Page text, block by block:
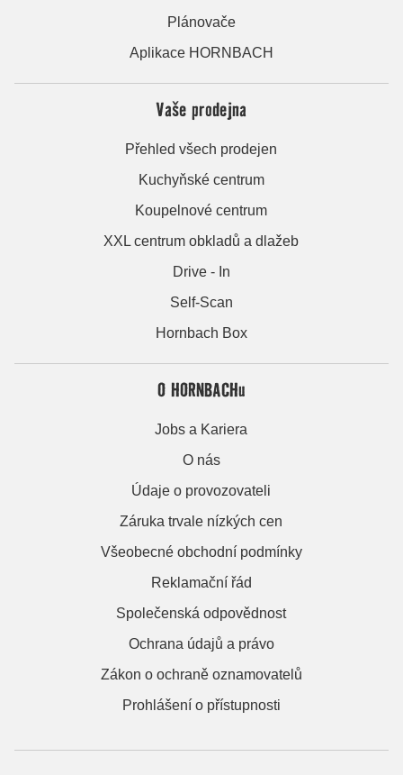
Plánovače
Aplikace HORNBACH
Vaše prodejna
Přehled všech prodejen
Kuchyňské centrum
Koupelnové centrum
XXL centrum obkladů a dlažeb
Drive - In
Self-Scan
Hornbach Box
O HORNBACHu
Jobs a Kariera
O nás
Údaje o provozovateli
Záruka trvale nízkých cen
Všeobecné obchodní podmínky
Reklamační řád
Společenská odpovědnost
Ochrana údajů a právo
Zákon o ochraně oznamovatelů
Prohlášení o přístupnosti